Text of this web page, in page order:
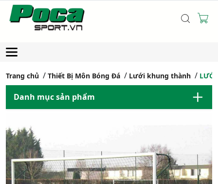
Trang chủ Thiết Bị Môn Bóng Đá Lưới khung thành
Danh mục sản phẩm